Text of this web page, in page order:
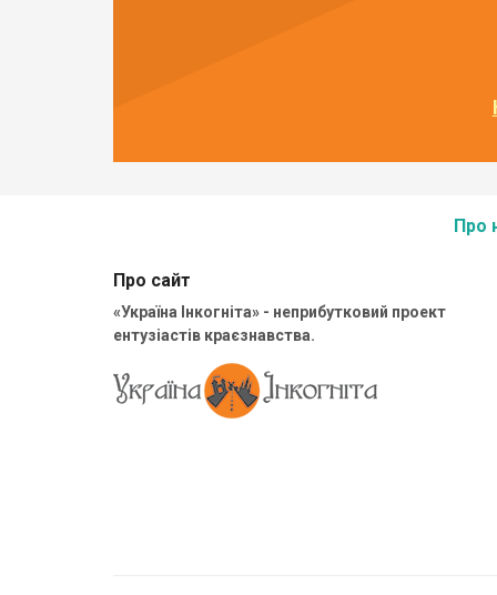
Про
Про сайт
«Україна Інкогніта» - неприбутковий проект
ентузіастів краєзнавства.